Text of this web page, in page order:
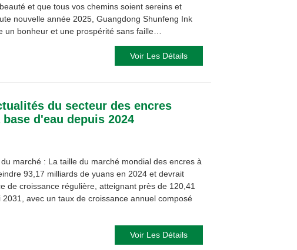
et que tous vos chemins soient sereins et
nouvelle année 2025, Guangdong Shunfeng Ink
un bonheur et une prospérité sans faille…
Voir Les Détails
du secteur des encres
d'eau depuis 2024
marché : La taille du marché mondial des encres à
93,17 milliards de yuans en 2024 et devrait
de croissance régulière, atteignant près de 120,41
2031, avec un taux de croissance annuel composé
Voir Les Détails